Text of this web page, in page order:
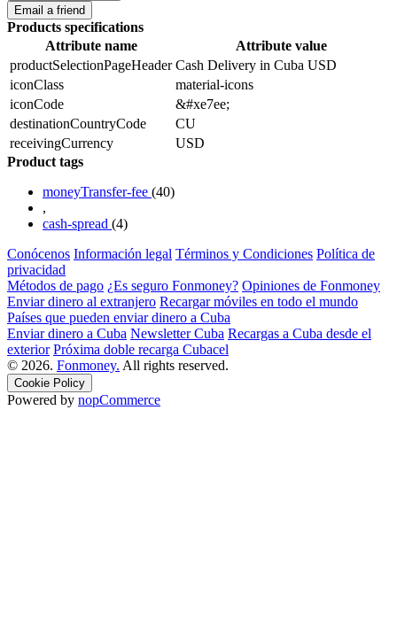
Email a friend
Products specifications
Attribute name
Attribute value
productSelectionPageHeader Cash Delivery in Cuba USD
iconClass
material-icons
iconCode
&#xe7ee;
destinationCountryCode
CU
receivingCurrency
USD
Product tags
moneyTransfer-fee (40)
,
cash-spread (4)
Conócenos Información legal Términos y Condiciones Política de
privacidad
Métodos de pago ¿Es seguro Fonmoney? Opiniones de Fonmoney
Enviar dinero al extranjero Recargar móviles en todo el mundo
Países que pueden enviar dinero a Cuba
Enviar dinero a Cuba Newsletter Cuba Recargas a Cuba desde el
exterior Próxima doble recarga Cubacel
© 2026. Fonmoney. All rights reserved.
Cookie Policy
Powered by nopCommerce